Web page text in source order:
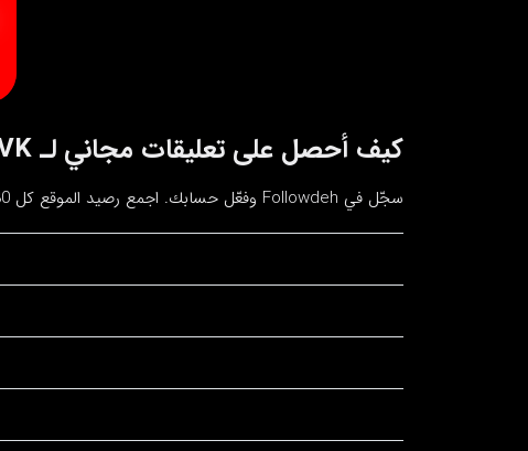
كيف أحصل على تعليقات مجاني لـ VK؟
سجّل في Followdeh وفعّل حسابك. اجمع رصيد الموقع كل 30 دقيقة؛ عند الوصول للحد الأدنى اطلب باقة من القائمة.